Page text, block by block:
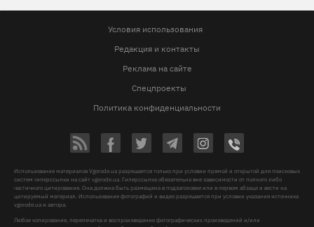
Условия использования
Редакция и контакты
Реклама на сайте
Спецпроекты
Политика конфиденциальности
Использование материалов Vgorode.ua разрешается только при условии прямой и открытой для поисковых
систем гиперссылки на сайт vgorode.ua. Гиперссылка обязательна вне зависимости от полного либо
частичного цитирования. Она должна быть размещена в подзаголовке или в первом абзаце и вести на
цитируемый материал. Использование фотографий и видео разрешается при условии указания источника
vgorode.ua и автора.
Любое копирование, перепечатка и воспроизведение фотографических произведений и/или